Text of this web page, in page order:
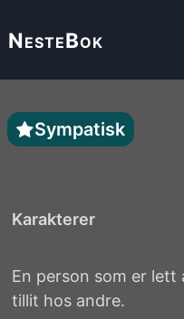
NesteBok
Sympatisk
Karakterer
En person som er lett
tillit hos andre.